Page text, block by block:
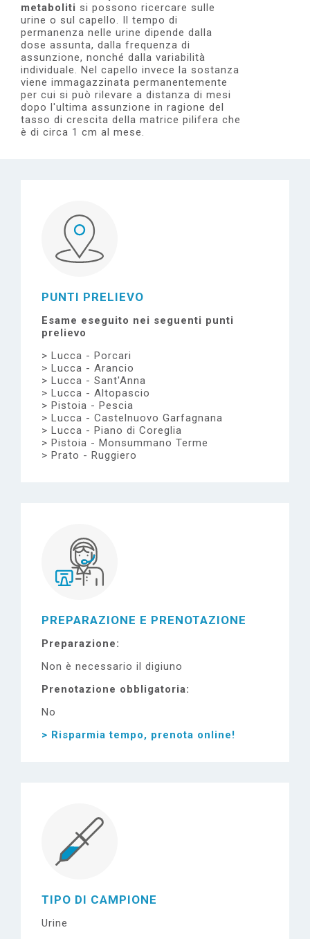
metaboliti si possono ricercare sulle
urine o sul capello. Il tempo di
permanenza nelle urine dipende dalla
dose assunta, dalla frequenza di
assunzione, nonché dalla variabilità
individuale. Nel capello invece la sostanza
viene immagazzinata permanentemente
per cui si può rilevare a distanza di mesi
dopo l'ultima assunzione in ragione del
tasso di crescita della matrice pilifera che
è di circa 1 cm al mese.
PUNTI PRELIEVO
Esame eseguito nei seguenti punti
prelievo
Lucca - Porcari
Lucca - Arancio
Lucca - Sant'Anna
Lucca - Altopascio
Pistoia - Pescia
Lucca - Castelnuovo Garfagnana
Lucca - Piano di Coreglia
Pistoia - Monsummano Terme
Prato - Ruggiero
PREPARAZIONE E PRENOTAZIONE
Preparazione
Non è necessario il digiuno
Prenotazione obbligatoria
No
> Risparmia tempo, prenota online!
TIPO DI CAMPIONE
Urine